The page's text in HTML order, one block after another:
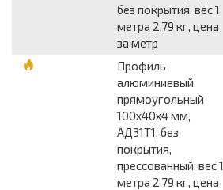
без покрытия, вес 1
метра 2.79 кг, цена
за метр
Профиль
алюминиевый
прямоугольный
100x40x4 мм,
АД31Т1, без
покрытия,
прессованный, вес 1
метра 2.79 кг, цена